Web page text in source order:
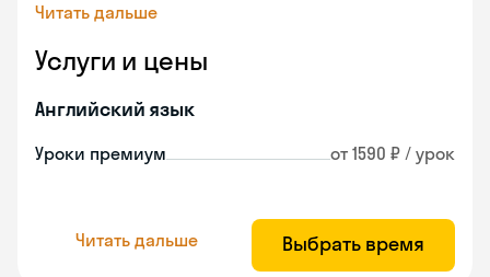
Читать дальше
Услуги и цены
Английский язык
Уроки премиум от 1590 ₽ / урок
Читать дальше Выбрать время